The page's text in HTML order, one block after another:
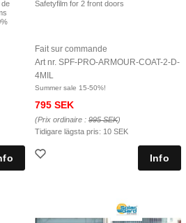
de
Safetyfilm for 2 front doors
Fait sur commande
Art nr. SPF-PRO-ARMOUR-COAT-2-D-
4MIL
Summer sale 15-50%!
795 SEK
(Prix ordinaire : 995 SEK)
Tidigare lägsta pris: 10 SEK